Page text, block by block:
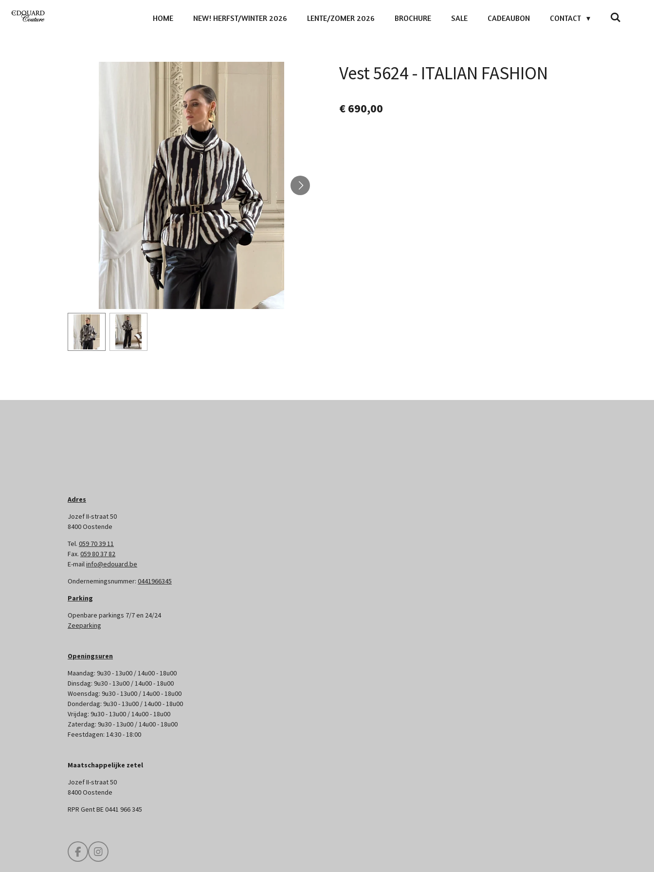
Ga
direct
HOME NEW! HERFST/WINTER 2026 LENTE/ZOMER 2026 BROCHURE SALE CADEAUBON CONTACT
Vest 5624 - ITALIAN FASHION
€ 690,00
Adres
Jozef II-straat 50
8400 Oostende
Tel. 059 70 39 11
Fax. 059 80 37 82
E-mailinfo@edouard.be
Ondernemingsnummer: 0441966345
Parking
Openbare parkings 7/7 en 24/24
Zeeparking
Openingsuren
Maandag: 9u30 - 13u00 / 14u00 - 18u00
Dinsdag: 9u30 - 13u00 / 14u00 - 18u00
Woensdag: 9u30 - 13u00 / 14u00 - 18u00
Donderdag: 9u30 - 13u00 / 14u00 - 18u00
Vrijdag: 9u30 - 13u00 / 14u00 - 18u00
Zaterdag: 9u30 - 13u00 / 14u00 - 18u00
Feestdagen: 14:30 - 18:00
Maatschappelijke zetel
Jozef II-straat 50
8400 Oostende
RPR Gent BE 0441 966 345
F
a
I
n